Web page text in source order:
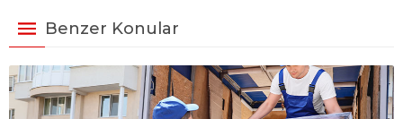
Benzer Konular